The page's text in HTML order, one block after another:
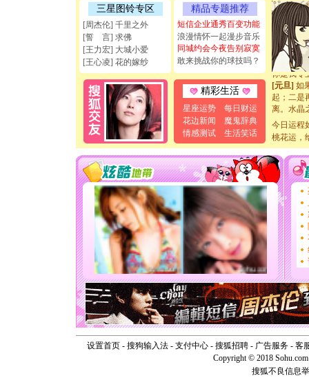
三星图铃专区
[周杰伦] 千里之外
[誓 言] 求佛
[王力宏] 大城小爱
[王心凌] 花的嫁纱
精品专题推荐
短信企业通秀百变功能
浪漫情怀一起漫步音乐
同城约会今夜告别寂寞
敢来挑战你的球技吗？
精彩生活
星座运势
每日财运
花边新闻
魔鬼辞典
情感测试
生活笑话
天都要快
[圣诞节]
如意,快
[元旦]看
断电。爱
你是我专
[元旦]如
起；二是
离。水晶
[元旦]当
泣，这痛
卖了。水
[春节]风
颜！冬去
道一声
[春节]传
片叶子
送你一
[圣诞节]
你太多
要平安
[圣诞节]
能正大
天都要快
[圣诞节]
如意,快
[元旦]看
断电。爱
你是我专
[元旦] 如
起；二是
离。水晶
今日运程
桃花运，
设置首页- 搜狗输入法- 支付中心- 搜狐招聘- 广告服务- 客
Copyright © 2018
搜狐不良信息